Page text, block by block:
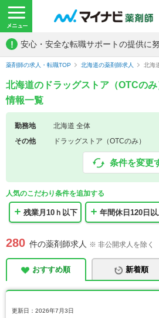
! 安心・安全な転職サポートの提供に努
薬剤師の求人・転職TOP 北海道の薬剤師求人 北海
北海道のドラッグストア（OTCの
情報一覧
勤務地
北海道 全体
その他
ドラッグストア（OTCのみ）
条件を変更
人気のこだわり条件を追加する
残業月10ｈ以下 年間休日120日以
280 件の薬剤師求人 ※ 非公開求人を除く
おすすめ順 新着順
更新日：2026年7月3日